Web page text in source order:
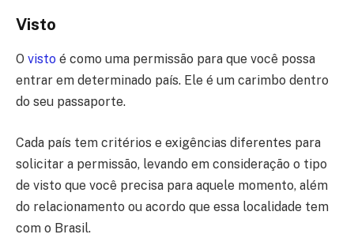
Visto
O visto é como uma permissão para que você possa
entrar em determinado país. Ele é um carimbo dentro
do seu passaporte.
Cada país tem critérios e exigências diferentes para
solicitar a permissão, levando em consideração o tipo
de visto que você precisa para aquele momento, além
do relacionamento ou acordo que essa localidade tem
com o Brasil.